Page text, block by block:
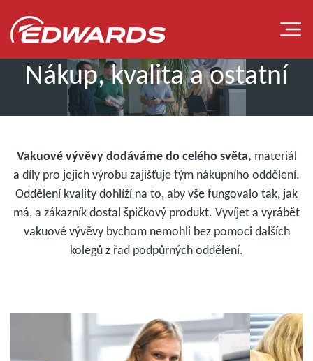
NAŠE TÝMY
Nákup, kvalita a ostatní
Vakuové vývěvy dodáváme do celého světa, materiál
a díly pro jejich výrobu zajišťuje tým nákupního oddělení.
Oddělení kvality dohlíží na to, aby vše fungovalo tak, jak
má, a zákazník dostal špičkový produkt. Vyvíjet a vyrábět
vakuové vývěvy bychom nemohli bez pomoci dalších
kolegů z řad podpůrných oddělení.